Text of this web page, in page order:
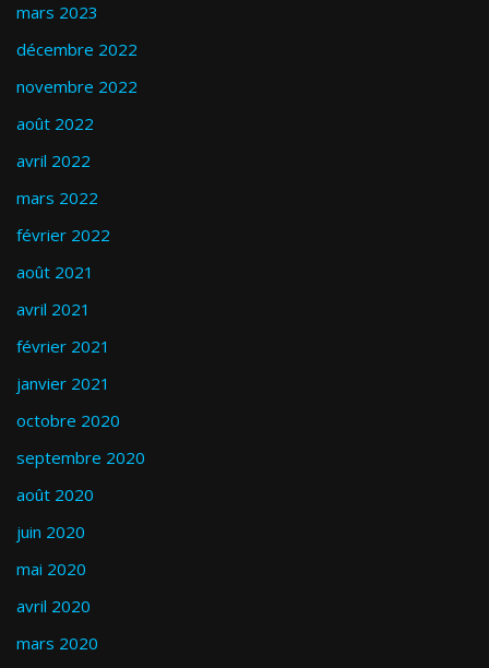
mars 2023
décembre 2022
novembre 2022
août 2022
avril 2022
mars 2022
février 2022
août 2021
avril 2021
février 2021
janvier 2021
octobre 2020
septembre 2020
août 2020
juin 2020
mai 2020
avril 2020
mars 2020